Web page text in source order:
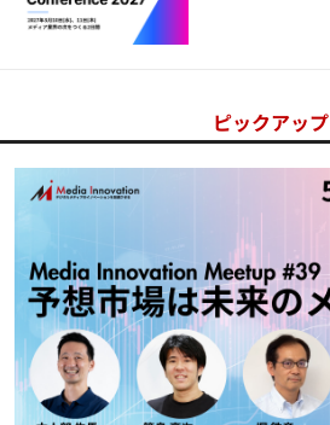
ピックアップ